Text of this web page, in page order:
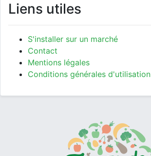
Liens utiles
S'installer sur un marché
Contact
Mentions légales
Conditions générales d'utilisation